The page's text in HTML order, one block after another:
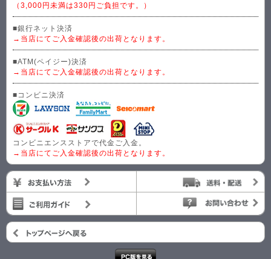
（3,000円未満は330円ご負担です。）
■銀行ネット決済
→当店にてご入金確認後の出荷となります。
■ATM(ペイジー)決済
→当店にてご入金確認後の出荷となります。
■コンビニ決済
コンビニエンスストアで代金ご入金。
→当店にてご入金確認後の出荷となります。